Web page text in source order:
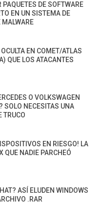
DE SOFTWARE
EN UN SISTEMA DE
MALWARE
EN COMET/ATLAS
QUE LOS ATACANTES
O VOLKSWAGEN
SOLO NECESITAS UNA
TRUCO
EN RIESGO! LA
QUE NADIE PARCHEÓ
ASÍ ELUDEN WINDOWS
.RAR